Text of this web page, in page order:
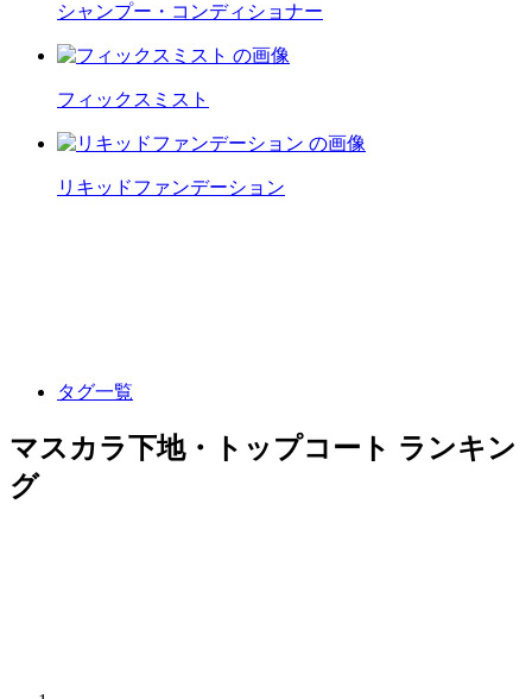
シャンプー・コンディショナー
フィックスミスト
リキッドファンデーション
タグ一覧
マスカラ下地・トップコート ランキン
グ